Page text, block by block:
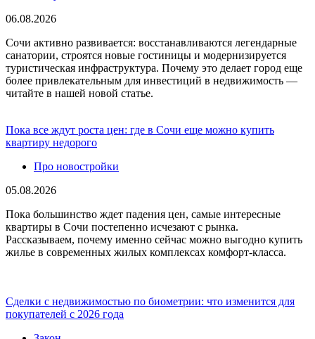
06.08.2026
Сочи активно развивается: восстанавливаются легендарные
санатории, строятся новые гостиницы и модернизируется
туристическая инфраструктура. Почему это делает город еще
более привлекательным для инвестиций в недвижимость —
читайте в нашей новой статье.
Пока все ждут роста цен: где в Сочи еще можно купить
квартиру недорого
Про новостройки
05.08.2026
Пока большинство ждет падения цен, самые интересные
квартиры в Сочи постепенно исчезают с рынка.
Рассказываем, почему именно сейчас можно выгодно купить
жилье в современных жилых комплексах комфорт-класса.
Сделки с недвижимостью по биометрии: что изменится для
покупателей с 2026 года